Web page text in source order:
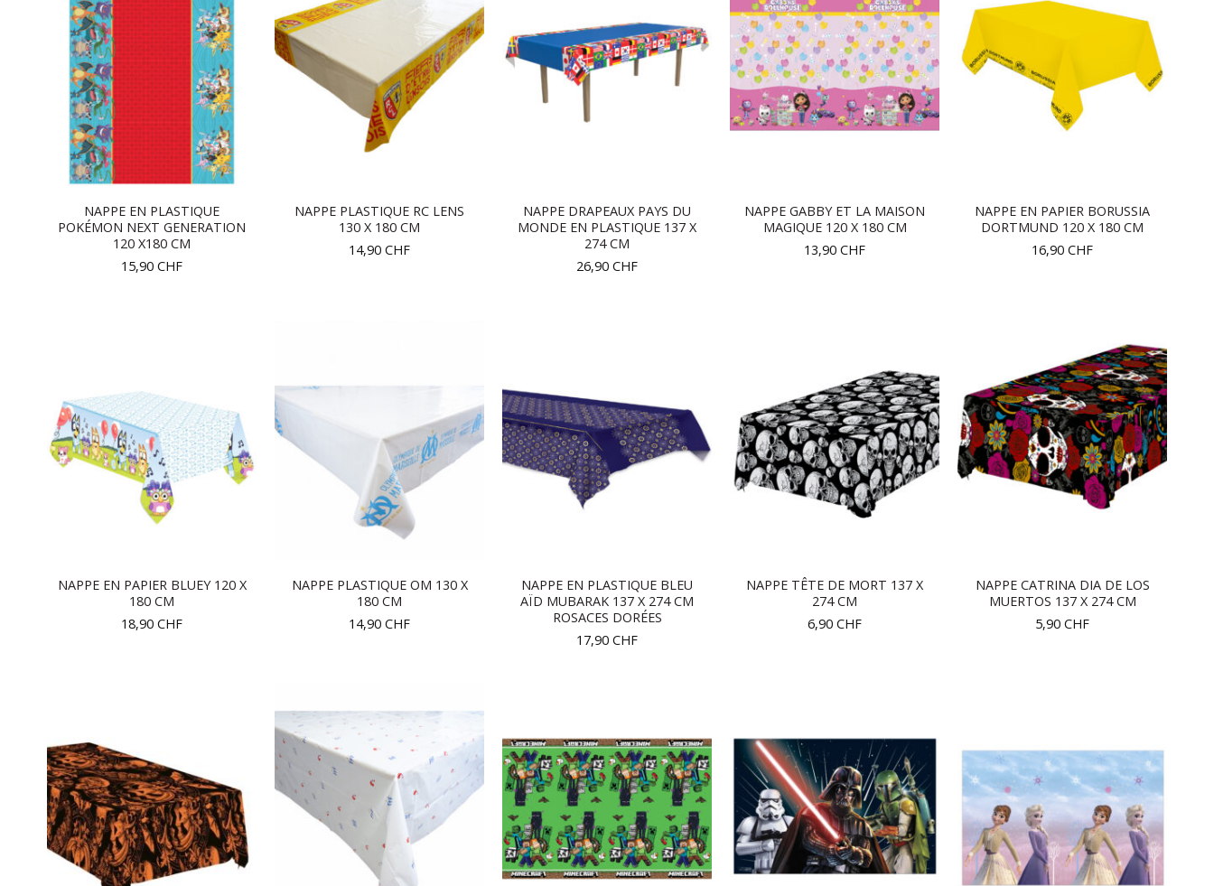
NAPPE EN PLASTIQUE
POKÉMON NEXT GENERATION
120 X180 CM
15,90 CHF
NAPPE PLASTIQUE RC LENS
130 X 180 CM
14,90 CHF
NAPPE DRAPEAUX PAYS DU
MONDE EN PLASTIQUE 137 X
274 CM
26,90 CHF
NAPPE GABBY ET LA MAISON
MAGIQUE 120 X 180 CM
13,90 CHF
NAPPE EN PAPIER BORUSSIA
DORTMUND 120 X 180 CM
16,90 CHF
NAPPE EN PAPIER BLUEY 120 X
180 CM
18,90 CHF
NAPPE PLASTIQUE OM 130 X
180 CM
14,90 CHF
NAPPE EN PLASTIQUE BLEU
AÏD MUBARAK 137 X 274 CM
ROSACES DORÉES
17,90 CHF
NAPPE TÊTE DE MORT 137 X
274 CM
6,90 CHF
NAPPE CATRINA DIA DE LOS
MUERTOS 137 X 274 CM
5,90 CHF